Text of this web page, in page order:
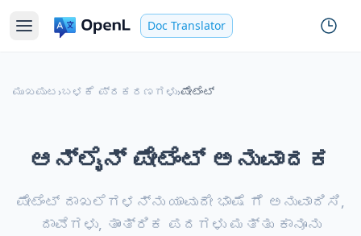
Doc Translator
ಮುಖಪುಟ ›ಬಳಕೆ ಪ್ರಕರಣಗಳು›ಪೇಟೆಂಟ್
ಆನ್‌ಲೈನ್ ಪೇಟೆಂಟ್ ಅನುವಾದಕ
ಪೇಟೆಂಟ್ ದಾಖಲೆಗಳನ್ನು ಯಾವುದೇ ಭಾಷೆ ಗೆ ಅನುವಾದಿಸಿ,
ದಾವೆಗಳು, ತಾಂತ್ರಿಕ ಪದಗಳು ಮತ್ತು ಕಾನೂನು